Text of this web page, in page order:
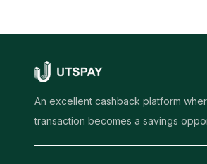
An excellent cashback platform
transaction becomes a savings